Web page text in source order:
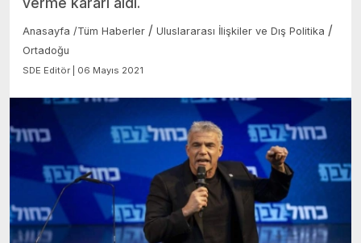
Anasayfa /Tüm Haberler / Uluslararası İlişkiler ve Dış Politika /
Ortadoğu
SDE Editör | 06 Mayıs 2021